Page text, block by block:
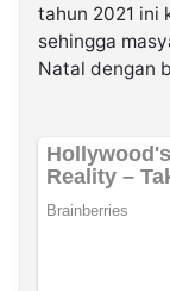
tahun 2021 ini
sehingga
Natal dengan